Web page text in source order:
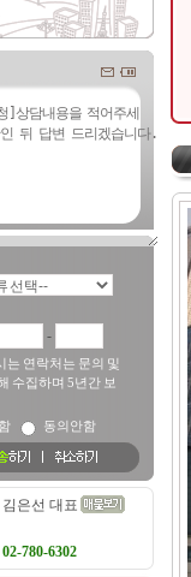
-
는 연락처는 문의 및
수집하며 5년간 보
동의안함
김은선 대표
02-780-6302